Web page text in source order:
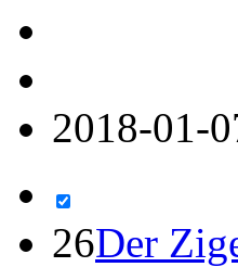
2018-01-
26Der